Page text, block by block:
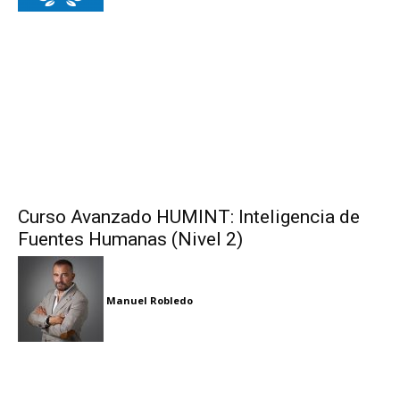
Curso Avanzado HUMINT: Inteligencia de
Fuentes Humanas (Nivel 2)
Manuel Robledo